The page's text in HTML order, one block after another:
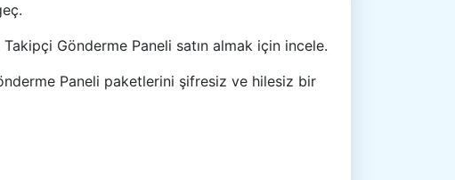
Gönderme Paneli satın almak için incele.
Paneli paketlerini şifresiz ve hilesiz bir